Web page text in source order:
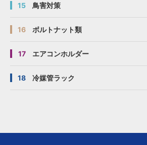
15 鳥害対策
16 ボルトナット類
17 エアコンホルダー
18 冷媒管ラック